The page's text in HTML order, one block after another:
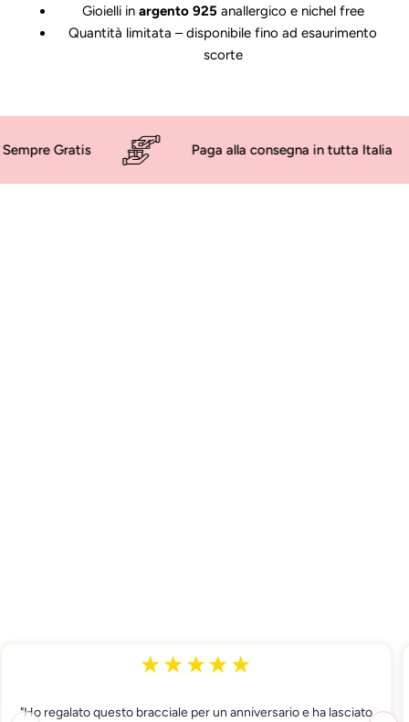
Gioielli in argento 925anallergico e nichel free
Quantità limitata – disponibile fino ad esaurimento
scorte
Paga alla consegna in tutta Italia
★★★★★
"Ho regalato questo bracciale per un anniversario e ha lasciato